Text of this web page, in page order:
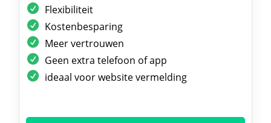
Flexibiliteit
Kostenbesparing
Meer vertrouwen
Geen extra telefoon of app
ideaal voor website vermelding